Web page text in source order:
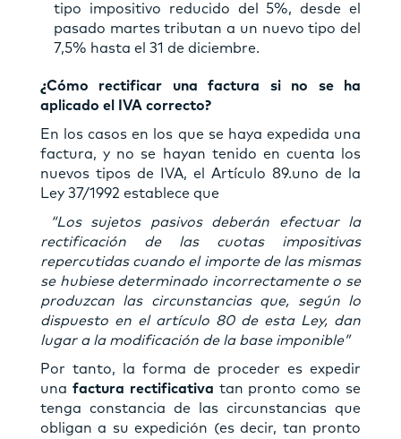
tipo impositivo reducido del 5%, desde el
pasado martes tributan a un nuevo tipo del
7,5% hasta el 31 de diciembre.
¿Cómo rectificar una factura si no se ha
aplicado el IVA correcto?
En los casos en los que se haya expedida una
factura, y no se hayan tenido en cuenta los
nuevos tipos de IVA, el Artículo 89.uno de la
Ley 37/1992 establece que
“Los sujetos pasivos deberán efectuar la
rectificación de las cuotas impositivas
repercutidas cuando el importe de las mismas
se hubiese determinado incorrectamente o se
produzcan las circunstancias que, según lo
dispuesto en el artículo 80 de esta Ley, dan
lugar a la modificación de la base imponible”
Por tanto, la forma de proceder es expedir
una factura rectificativa tan pronto como se
tenga constancia de las circunstancias que
obligan a su expedición (es decir, tan pronto